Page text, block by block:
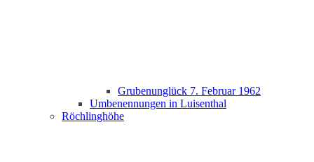
Grubenunglück 7. Februar 1962
Umbenennungen in Luisenthal
Röchlinghöhe